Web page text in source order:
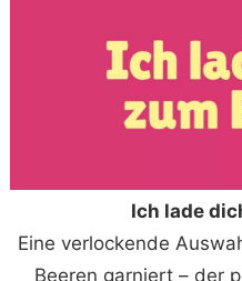
Ich lade
Eine verlockende
Beeren garniert – der